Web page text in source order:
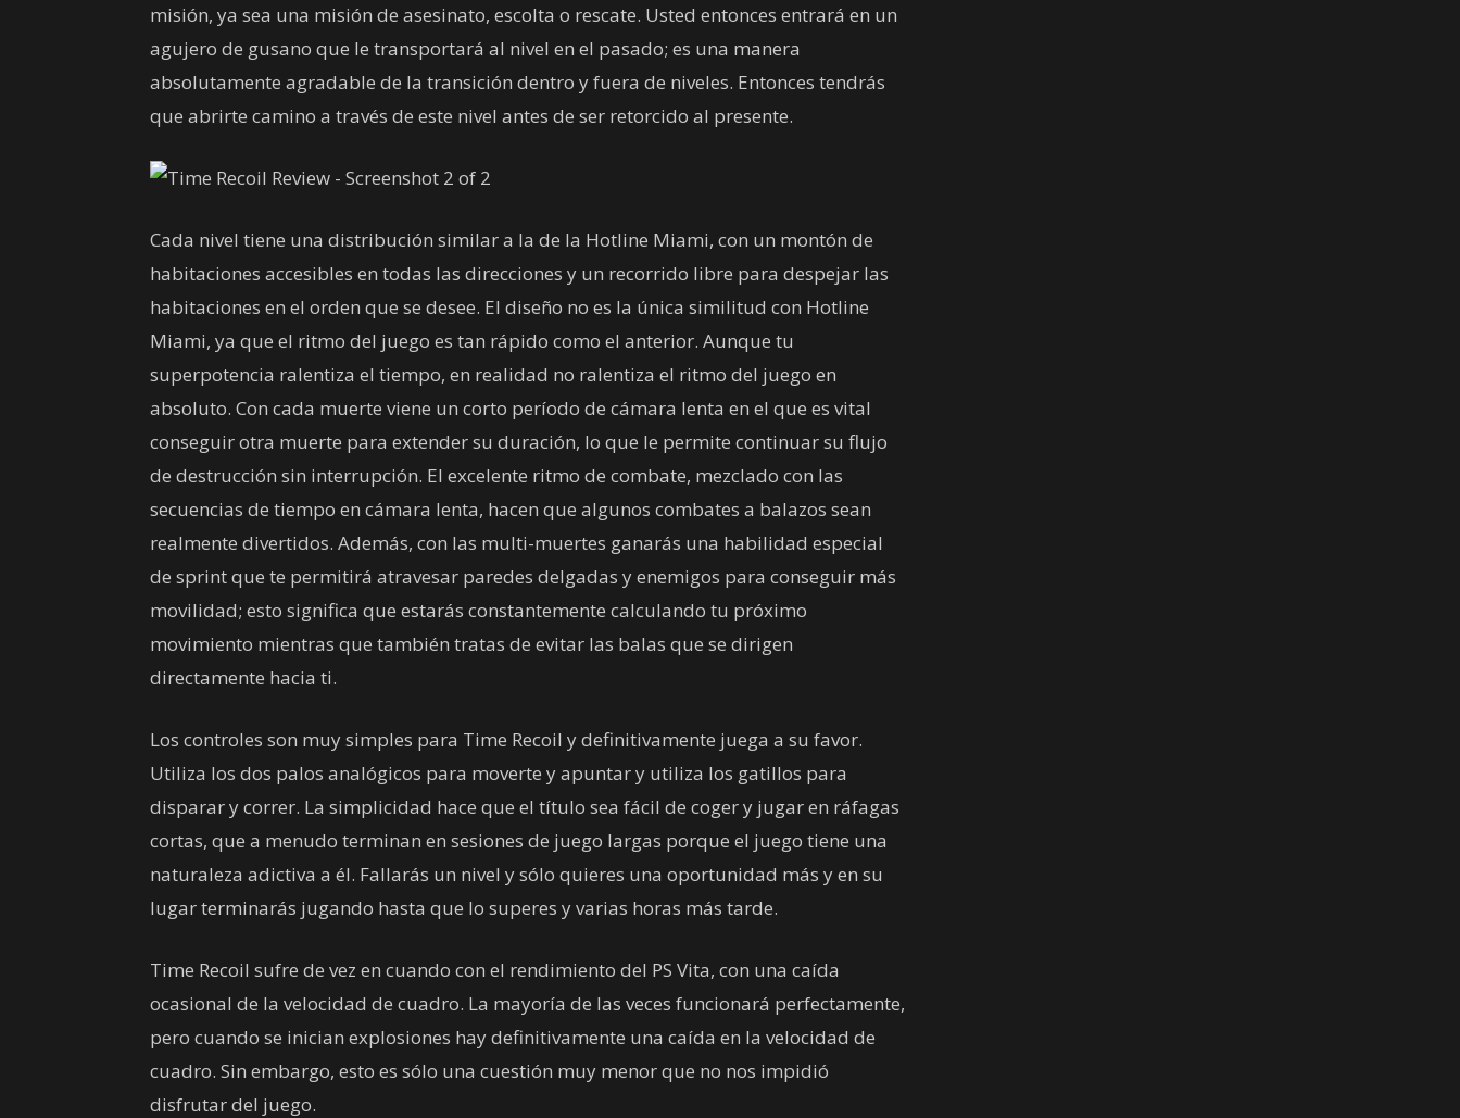
misión, ya sea una misión de asesinato, escolta o rescate. Usted entonces entrará en un
agujero de gusano que le transportará al nivel en el pasado; es una manera
absolutamente agradable de la transición dentro y fuera de niveles. Entonces tendrás
que abrirte camino a través de este nivel antes de ser retorcido al presente.
Cada nivel tiene una distribución similar a la de la Hotline Miami, con un montón de
habitaciones accesibles en todas las direcciones y un recorrido libre para despejar las
habitaciones en el orden que se desee. El diseño no es la única similitud con Hotline
Miami, ya que el ritmo del juego es tan rápido como el anterior. Aunque tu
superpotencia ralentiza el tiempo, en realidad no ralentiza el ritmo del juego en
absoluto. Con cada muerte viene un corto período de cámara lenta en el que es vital
conseguir otra muerte para extender su duración, lo que le permite continuar su flujo
de destrucción sin interrupción. El excelente ritmo de combate, mezclado con las
secuencias de tiempo en cámara lenta, hacen que algunos combates a balazos sean
realmente divertidos. Además, con las multi-muertes ganarás una habilidad especial
de sprint que te permitirá atravesar paredes delgadas y enemigos para conseguir más
movilidad; esto significa que estarás constantemente calculando tu próximo
movimiento mientras que también tratas de evitar las balas que se dirigen
directamente hacia ti.
Los controles son muy simples para Time Recoil y definitivamente juega a su favor.
Utiliza los dos palos analógicos para moverte y apuntar y utiliza los gatillos para
disparar y correr. La simplicidad hace que el título sea fácil de coger y jugar en ráfagas
cortas, que a menudo terminan en sesiones de juego largas porque el juego tiene una
naturaleza adictiva a él. Fallarás un nivel y sólo quieres una oportunidad más y en su
lugar terminarás jugando hasta que lo superes y varias horas más tarde.
Time Recoil sufre de vez en cuando con el rendimiento del PS Vita, con una caída
ocasional de la velocidad de cuadro. La mayoría de las veces funcionará perfectamente,
pero cuando se inician explosiones hay definitivamente una caída en la velocidad de
cuadro. Sin embargo, esto es sólo una cuestión muy menor que no nos impidió
disfrutar del juego.